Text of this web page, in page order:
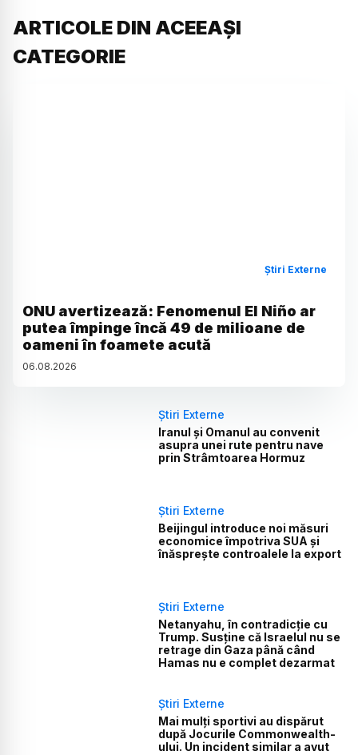
ARTICOLE DIN ACEEAȘI
CATEGORIE
Știri Externe
ONU avertizează: Fenomenul El Niño ar
putea împinge încă 49 de milioane de
oameni în foamete acută
06.08.2026
Știri Externe
Iranul și Omanul au convenit
asupra unei rute pentru nave
prin Strâmtoarea Hormuz
Știri Externe
Beijingul introduce noi măsuri
economice împotriva SUA și
înăsprește controalele la export
Știri Externe
Netanyahu, în contradicție cu
Trump. Susține că Israelul nu se
retrage din Gaza până când
Hamas nu e complet dezarmat
Știri Externe
Mai mulți sportivi au dispărut
după Jocurile Commonwealth-
ului. Un incident similar a avut